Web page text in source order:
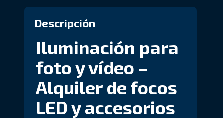
Descripción
Iluminación para
foto y vídeo –
Alquiler de focos
LED y accesorios